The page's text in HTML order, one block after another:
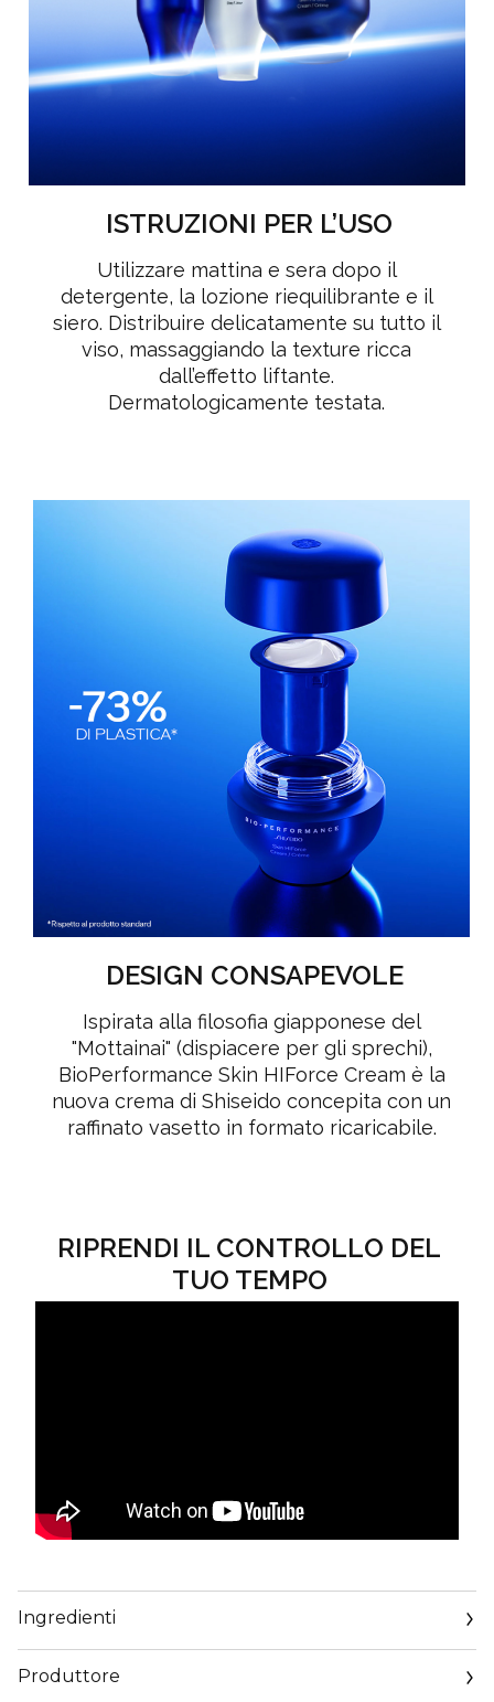
ISTRUZIONI PER L’USO
Utilizzare mattina e sera dopo il
detergente, la lozione riequilibrante e il
siero. Distribuire delicatamente su tutto il
viso, massaggiando la texture ricca
dall’effetto liftante.
Dermatologicamente testata.
DESIGN CONSAPEVOLE
Ispirata alla filosofia giapponese del
"Mottainai" (dispiacere per gli sprechi),
BioPerformance Skin HIForce Cream è la
nuova crema di Shiseido concepita con un
raffinato vasetto in formato ricaricabile.
RIPRENDI IL CONTROLLO DEL
TUO TEMPO
Ingredienti
Produttore